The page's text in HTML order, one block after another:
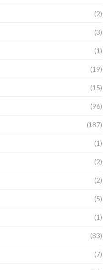
(2)
(3)
(1)
(19)
(15)
(96)
(187)
(1)
(2)
(2)
(5)
(1)
(83)
(7)